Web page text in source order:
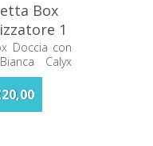
Box
1
Doccia con
Calyx